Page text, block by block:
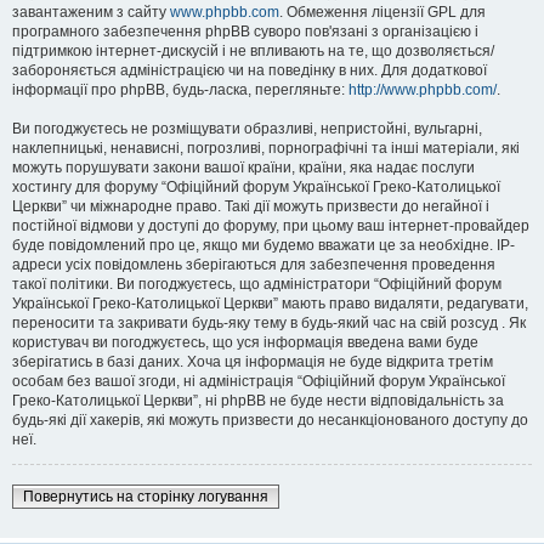
завантаженим з сайту www.phpbb.com. Обмеження ліцензії GPL для
програмного забезпечення phpBB суворо пов'язані з організацією і
підтримкою інтернет-дискусій і не впливають на те, що дозволяється/
забороняється адміністрацією чи на поведінку в них. Для додаткової
інформації про phpBB, будь-ласка, перегляньте: http://www.phpbb.com/.
Ви погоджуєтесь не розміщувати образливі, непристойні, вульгарні,
наклепницькі, ненависні, погрозливі, порнографічні та інші матеріали, які
можуть порушувати закони вашої країни, країни, яка надає послуги
хостингу для форуму “Офіційний форум Української Греко-Католицької
Церкви” чи міжнародне право. Такі дії можуть призвести до негайної і
постійної відмови у доступі до форуму, при цьому ваш інтернет-провайдер
буде повідомлений про це, якщо ми будемо вважати це за необхідне. IP-
адреси усіх повідомлень зберігаються для забезпечення проведення
такої політики. Ви погоджуєтесь, що адміністратори “Офіційний форум
Української Греко-Католицької Церкви” мають право видаляти, редагувати,
переносити та закривати будь-яку тему в будь-який час на свій розсуд . Як
користувач ви погоджуєтесь, що уся інформація введена вами буде
зберігатись в базі даних. Хоча ця інформація не буде відкрита третім
особам без вашої згоди, ні адміністрація “Офіційний форум Української
Греко-Католицької Церкви”, ні phpBB не буде нести відповідальність за
будь-які дії хакерів, які можуть призвести до несанкціонованого доступу до
неї.
Повернутись на сторінку логування